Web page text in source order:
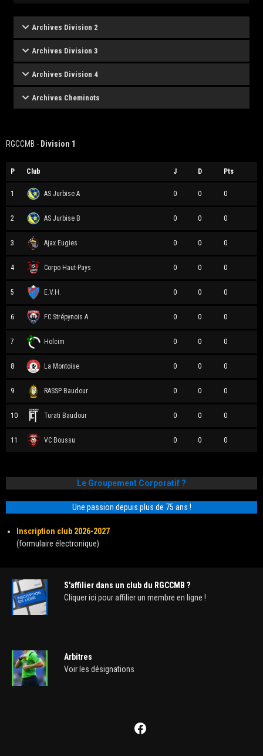
Archives Division 2
Archives Division 3
Archives Division 4
Archives Cheminots
RGCCMB - Division 1
P Club J D Pts
1 AS Jurbise A 0 0 0
2 AS Jurbise B 0 0 0
3 Ajax Eugies 0 0 0
4 Corpo Haut-Pays 0 0 0
5 E.V.H. 0 0 0
6 FC Strépynois A 0 0 0
7 Holcim 0 0 0
8 La Montoise 0 0 0
9 RASSP Baudour 0 0 0
10 Turati Baudour 0 0 0
11 VC Boussu 0 0 0
Le Groupement Corporatif ?
Une passion depuis plus de 75 ans !
Inscription club 2026-2027
(formulaire électronique)
S'affilier dans un club du RGCCMB ?
Cliquer ici pour affilier un membre en ligne !
Arbitres
Voir les désignations